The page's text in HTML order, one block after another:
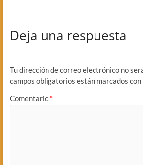
Deja una respuesta
Tu dirección de correo electrónico no
campos obligatorios están marcados con
Comentario *